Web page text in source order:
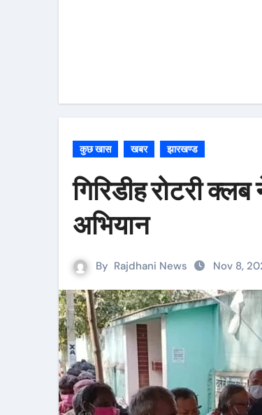
कुछ खास खबर झारखण्ड
गिरिडीह रोटरी
अभियान
By Rajdhani News Nov 8,